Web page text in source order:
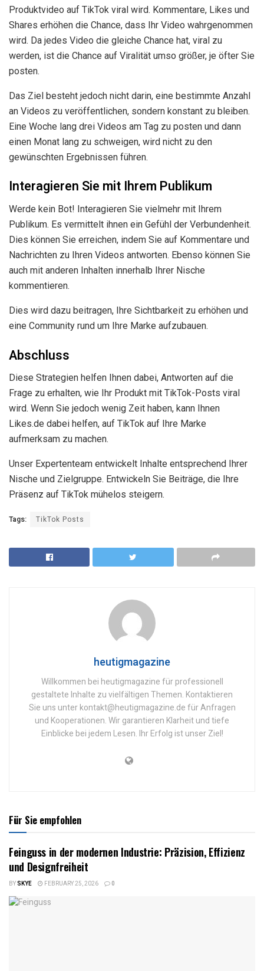
Produktvideo auf TikTok viral wird. Kommentare, Likes und
Shares erhöhen die Chance, dass Ihr Video wahrgenommen
wird. Da jedes Video die gleiche Chance hat, viral zu
werden, ist die Chance auf Viralität umso größer, je öfter Sie
posten.
Das Ziel besteht jedoch nicht darin, eine bestimmte Anzahl
an Videos zu veröffentlichen, sondern konstant zu bleiben.
Eine Woche lang drei Videos am Tag zu posten und dann
einen Monat lang zu schweigen, wird nicht zu den
gewünschten Ergebnissen führen.
Interagieren Sie mit Ihrem Publikum
Werde kein Bot! Interagieren Sie vielmehr mit Ihrem
Publikum. Es vermittelt ihnen ein Gefühl der Verbundenheit.
Dies können Sie erreichen, indem Sie auf Kommentare und
Nachrichten zu Ihren Videos antworten. Ebenso können Sie
auch mit anderen Inhalten innerhalb Ihrer Nische
kommentieren.
Dies wird dazu beitragen, Ihre Sichtbarkeit zu erhöhen und
eine Community rund um Ihre Marke aufzubauen.
Abschluss
Diese Strategien helfen Ihnen dabei, Antworten auf die
Frage zu erhalten, wie Ihr Produkt mit TikTok-Posts viral
wird. Wenn Sie jedoch wenig Zeit haben, kann Ihnen
Likes.de dabei helfen, auf TikTok auf Ihre Marke
aufmerksam zu machen.
Unser Expertenteam entwickelt Inhalte entsprechend Ihrer
Nische und Zielgruppe. Entwickeln Sie Beiträge, die Ihre
Präsenz auf TikTok mühelos steigern.
Tags: TikTok Posts
heutigmagazine
Willkommen bei heutigmagazine für professionell
gestaltete Inhalte zu vielfältigen Themen. Kontaktieren
Sie uns unter kontakt@heutigmagazine.de für Anfragen
und Kooperationen. Wir garantieren Klarheit und tiefe
Einblicke bei jedem Lesen. Ihr Erfolg ist unser Ziel!
Für Sie empfohlen
Feinguss in der modernen Industrie: Präzision, Effizienz
und Designfreiheit
BYSKYE FEBRUARY 25, 2026 0